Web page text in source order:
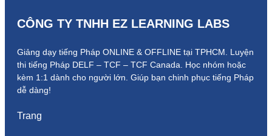
CÔNG TY TNHH EZ LEARNING LABS
Giảng dạy tiếng Pháp ONLINE & OFFLINE tại TPHCM. Luyện
thi tiếng Pháp DELF – TCF – TCF Canada. Học nhóm hoặc
kèm 1:1 dành cho người lớn. Giúp bạn chinh phục tiếng Pháp
dễ dàng!
Trang